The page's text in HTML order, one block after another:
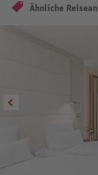
Ähnliche